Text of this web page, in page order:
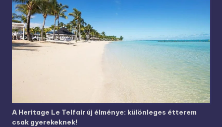
A Heritage Le Telfair új élménye: különleges étterem
csak gyerekeknek!